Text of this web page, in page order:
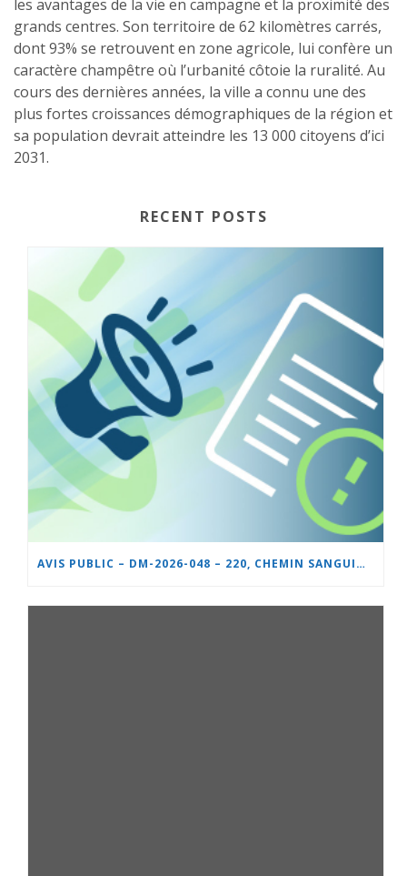
les avantages de la vie en campagne et la proximité des
grands centres. Son territoire de 62 kilomètres carrés,
dont 93% se retrouvent en zone agricole, lui confère un
caractère champêtre où l’urbanité côtoie la ruralité. Au
cours des dernières années, la ville a connu une des
plus fortes croissances démographiques de la région et
sa population devrait atteindre les 13 000 citoyens d’ici
2031.
RECENT POSTS
AVIS PUBLIC – DM-2026-048 – 220, CHEMIN SANGUINET – NOUVEL USAGE SUR UN LOT DÉROGATOIRE, AMÉNAGEMENT INTÉRIEUR D’UN IMMEUBLE À USAGE MIXTE, TERRASSE SAISONNIÈRE ET STATIONNEMENT DÉROGATOIRES